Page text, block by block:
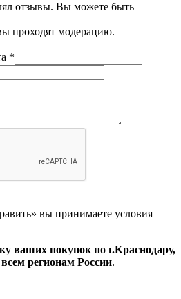
отзывы. Вы можете быть
проходят модерацию.
*
вы принимаете условия
ваших покупок по г.Краснодару,
регионам России.